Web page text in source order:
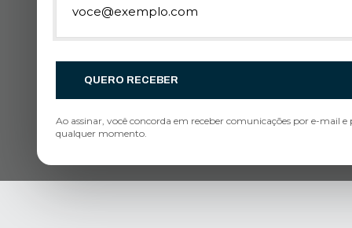
QUERO RECEBER
Ao assinar, você concorda em receber comunicações por e-mail e
qualquer momento.